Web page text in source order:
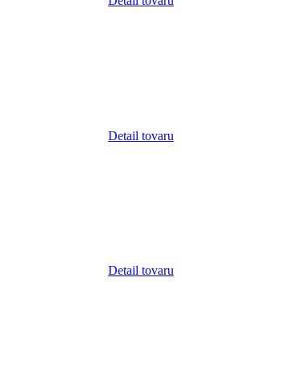
Detail tovaru
Detail tovaru